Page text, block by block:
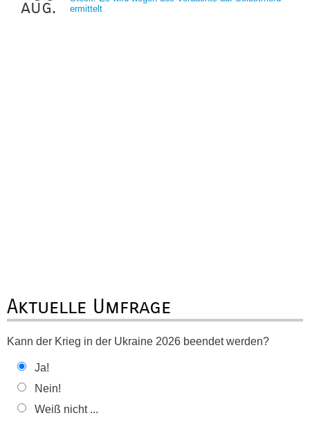
aug.
ermittelt
Aktuelle Umfrage
Kann der Krieg in der Ukraine 2026 beendet werden?
Ja!
Nein!
Weiß nicht ...